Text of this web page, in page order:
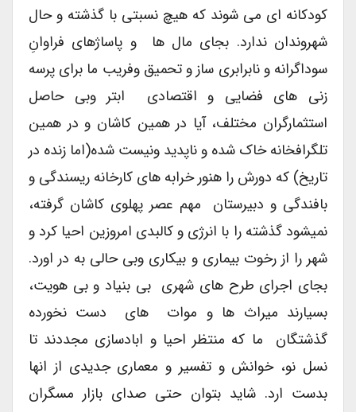
کودکانه ای می شوند که هیچ نسبتی با گذشته و حال
شهروندان ندارد. بجای مال ها و پاساژهای فراوانِ
سوداگرانه و نابرابری ساز و تحمیق وفریب ما برای پرسه
زنی های فضایی و اقتصادی ابتر وبی حاصل
استثمارگران مختلف، آیا در همین کاشان و در همین
تلگرافخانه خاک شده و ناپدید ونیست شده(اما زنده در
تاریخ) که دورش را هنور خرابه های کارخانه ریسندگی و
بافندگی و دبیرستان مهم عصر پهلوی کاشان گرفته،
نمیشود گذشته را با انرژی و کالبدی امروزین احیا کرد و
شهر را از رخوت بیماری و بیکاری وبی حالی به در اورد.
بجای اجرای طرح های شهری بی بنیاد و بی هویت،
بسیارند میراث ها و موات های دست نخورده
گذشتگان ما که منتظر احیا و ابادسازی مجددند تا
نسل نو، خوانش و تفسیر و معماری جدیدی از انها
بدست ارد. شاید بتوان حتی صدای بازار مسگران